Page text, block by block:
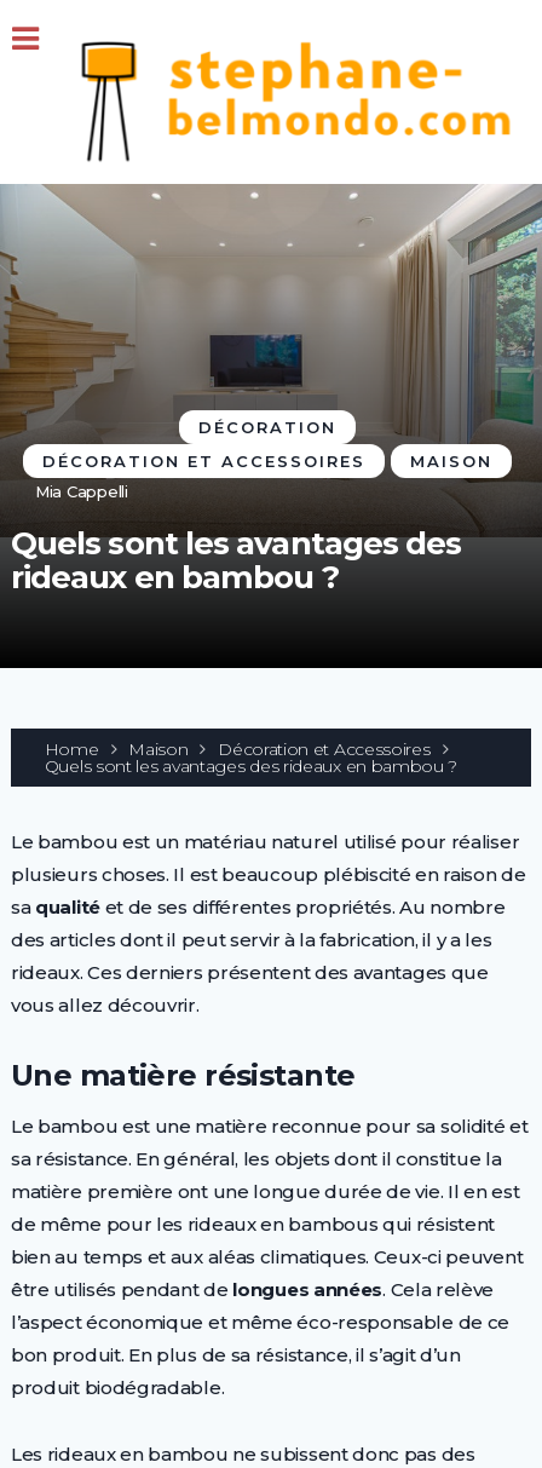
DÉCORATION
DÉCORATION ET ACCESSOIRES
MAISON
Mia Cappelli
Quels sont les avantages des
rideaux en bambou ?
Home Maison Décoration et Accessoires
Quels sont les avantages des rideaux en bambou ?
Le bambou est un matériau naturel utilisé pour réaliser
plusieurs choses. Il est beaucoup plébiscité en raison de
sa qualitéet de ses différentes propriétés. Au nombre
des articles dont il peut servir à la fabrication, il y a les
rideaux. Ces derniers présentent des avantages que
vous allez découvrir.
Une matière résistante
Le bambou est une matière reconnue pour sa solidité et
sa résistance. En général, les objets dont il constitue la
matière première ont une longue durée de vie. Il en est
de même pour les rideaux en bambous qui résistent
bien au temps et aux aléas climatiques. Ceux-ci peuvent
être utilisés pendant de longues années. Cela relève
l’aspect économique et même éco-responsable de ce
bon produit. En plus de sa résistance, il s’agit d’un
produit biodégradable.
Les rideaux en bambou ne subissent donc pas des